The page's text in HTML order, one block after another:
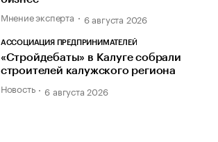
Мнение эксперта 6 августа 2026
АССОЦИАЦИЯ ПРЕДПРИНИМАТЕЛЕЙ
«Стройдебаты» в Калуге собрали
строителей калужского региона
Новость 6 августа 2026